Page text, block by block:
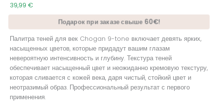
39,99 €
Подарок при заказе свыше 60€!
Палитра теней для век Chogan 9-tone включает девять ярких,
насыщенных цветов, которые придадут вашим глазам
невероятную интенсивность и глубину. Текстура теней
обеспечивает насыщенный цвет и неожиданно кремовую текстуру,
которая сливается с кожей века, даря чистый, стойкий цвет и
неотразимый образ. Профессиональный результат с первого
применения.